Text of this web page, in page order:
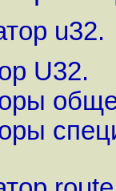
u32.
U32.